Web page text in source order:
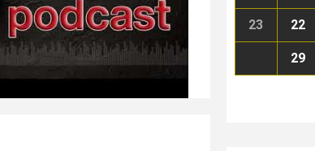
22
23
29